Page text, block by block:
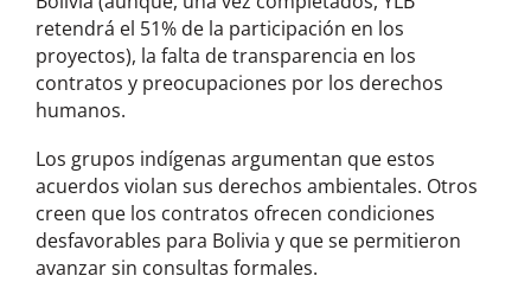
retendrá el 51% de la participación en los
proyectos), la falta de transparencia en los
contratos y preocupaciones por los derechos
humanos.
Los grupos indígenas argumentan que estos
acuerdos violan sus derechos ambientales. Otros
creen que los contratos ofrecen condiciones
desfavorables para Bolivia y que se permitieron
avanzar sin consultas formales.